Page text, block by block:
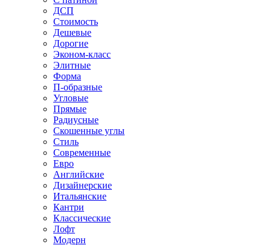
ДСП
Стоимость
Дешевые
Дорогие
Эконом-класс
Элитные
Форма
П-образные
Угловые
Прямые
Радиусные
Скошенные углы
Стиль
Современные
Евро
Английские
Дизайнерские
Итальянские
Кантри
Классические
Лофт
Модерн